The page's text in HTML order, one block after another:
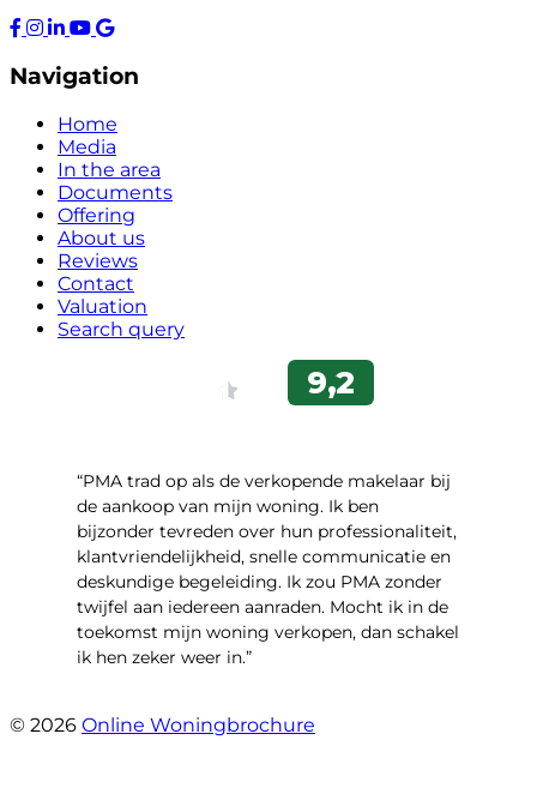
Navigation
Home
Media
In the area
Documents
Offering
About us
Reviews
Contact
Valuation
Search query
“PMA trad op als de verkopende makelaar bij
de aankoop van mijn woning. Ik ben
bijzonder tevreden over hun professionaliteit,
klantvriendelijkheid, snelle communicatie en
deskundige begeleiding. Ik zou PMA zonder
twijfel aan iedereen aanraden. Mocht ik in de
toekomst mijn woning verkopen, dan schakel
ik hen zeker weer in.”
© 2026 Online Woningbrochure